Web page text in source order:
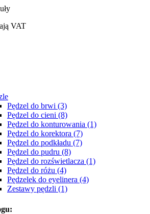
VAT
Pędzel do brwi (3)
Pędzel do cieni (8)
Pędzel do konturowania (1)
Pędzel do korektora (7)
Pędzel do podkładu (7)
Pędzel do pudru (8)
Pędzel do rozświetlacza (1)
Pędzel do różu (4)
Pędzelek do eyelinera (4)
Zestawy pędzli (1)